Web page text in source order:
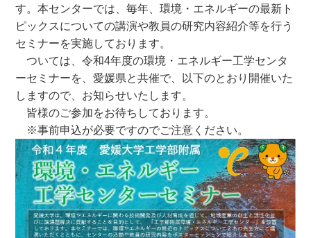
す。本センターでは、毎年、環境・エネルギーの最新ト
ピックスについての講演や教員の研究内容紹介等を行う
セミナーを実施しております。
ついては、令和4年度の環境・エネルギー工学センタ
ーセミナーを、愛媛県と共催で、以下のとおり開催いた
しますので、お知らせいたします。
皆様のご参加をお待ちしております。
※事前申込が必要ですのでご注意ください。